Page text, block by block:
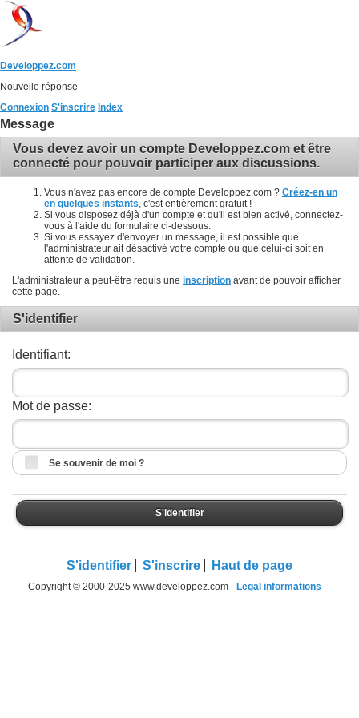
Developpez.com
Nouvelle réponse
Connexion S'inscrire Index
Message
Vous devez avoir un compte Developpez.com et être
connecté pour pouvoir participer aux discussions.
Vous n'avez pas encore de compte Developpez.com ? Créez-en un
en quelques instants , c'est entièrement gratuit !
Si vous disposez déjà d'un compte et qu'il est bien activé, connectez-
vous à l'aide du formulaire ci-dessous.
Si vous essayez d'envoyer un message, il est possible que
l'administrateur ait désactivé votre compte ou que celui-ci soit en
attente de validation.
L'administrateur a peut-être requis une inscription avant de pouvoir afficher
cette page.
S'identifier
Identifiant:
Mot de passe:
Se souvenir de moi ?
S'identifier
S'identifier S'inscrire Haut de page
Copyright © 2000-2025 www.developpez.com - Legal informations